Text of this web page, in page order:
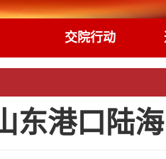
交院行动
东港口陆